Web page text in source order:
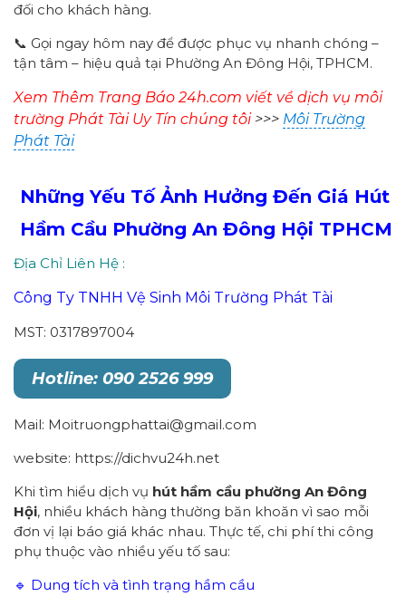
đối cho khách hàng.
📞 Gọi ngay hôm nay để được phục vụ nhanh chóng –
tận tâm – hiệu quả tại Phường An Đông Hội, TPHCM.
Xem Thêm Trang Báo 24h.com viết về dịch vụ môi
trường Phát Tài Uy Tín chúng tôi>>> Môi Trường
Phát Tài
Những Yếu Tố Ảnh Hưởng Đến Giá Hút
Hầm Cầu Phường An Đông Hội TPHCM
Địa Chỉ Liên Hệ :
Công Ty TNHH Vệ Sinh Môi Trường Phát Tài
MST: 0317897004
Hotline: 090 2526 999
Mail: Moitruongphattai@gmail.com
website: https://dichvu24h.net
Khi tìm hiểu dịch vụ hút hầm cầu phường An Đông
Hội, nhiều khách hàng thường băn khoăn vì sao mỗi
đơn vị lại báo giá khác nhau. Thực tế, chi phí thi công
phụ thuộc vào nhiều yếu tố sau:
🔹 Dung tích và tình trạng hầm cầu